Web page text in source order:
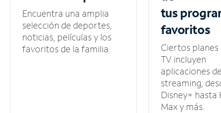
Encuentra una amplia
selección de deportes,
noticias, películas y los
favoritos de la familia.
tus
favoritos
Ciertos planes
TV incluyen
aplicaciones
streaming,
Disney+ hasta
Max y más.